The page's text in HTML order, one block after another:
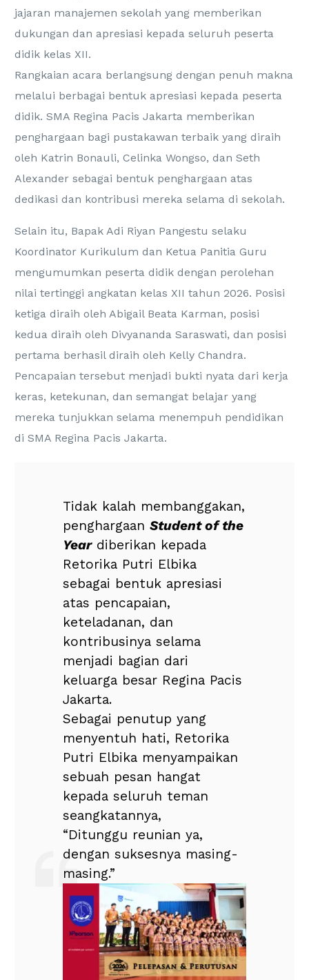
jajaran manajemen sekolah yang memberikan
dukungan dan apresiasi kepada seluruh peserta
didik kelas XII.
Rangkaian acara berlangsung dengan penuh makna
melalui berbagai bentuk apresiasi kepada peserta
didik. SMA Regina Pacis Jakarta memberikan
penghargaan bagi pustakawan terbaik yang diraih
oleh Katrin Bonauli, Celinka Wongso, dan Seth
Alexander sebagai bentuk penghargaan atas
dedikasi dan kontribusi mereka selama di sekolah.
Selain itu, Bapak Adi Riyan Pangestu selaku
Koordinator Kurikulum dan Ketua Panitia Guru
mengumumkan peserta didik dengan perolehan
nilai tertinggi angkatan kelas XII tahun 2026. Posisi
ketiga diraih oleh Abigail Beata Karman, posisi
kedua diraih oleh Divyananda Saraswati, dan posisi
pertama berhasil diraih oleh Kelly Chandra.
Pencapaian tersebut menjadi bukti nyata dari kerja
keras, ketekunan, dan semangat belajar yang
mereka tunjukkan selama menempuh pendidikan
di SMA Regina Pacis Jakarta.
Tidak kalah membanggakan,
penghargaanStudent of the
Yeardiberikan kepada
Retorika Putri Elbika
sebagai bentuk apresiasi
atas pencapaian,
keteladanan, dan
kontribusinya selama
menjadi bagian dari
keluarga besar Regina Pacis
Jakarta.
Sebagai penutup yang
menyentuh hati, Retorika
Putri Elbika menyampaikan
sebuah pesan hangat
kepada seluruh teman
seangkatannya,
“Ditunggu reunian ya,
dengan suksesnya masing-
masing.”